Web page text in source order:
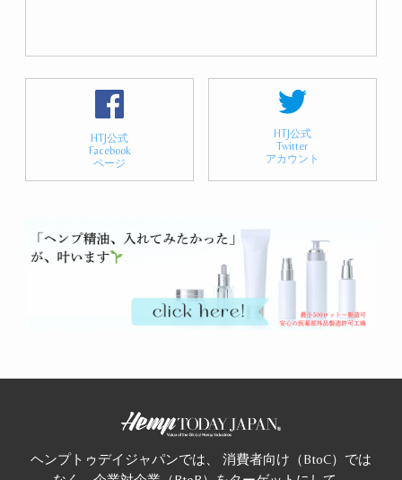
HTJ公式
Facebook
ページ
HTJ公式
Twitter
アカウント
ヘンプトゥデイジャパンでは、 消費者向け（BtoC）では